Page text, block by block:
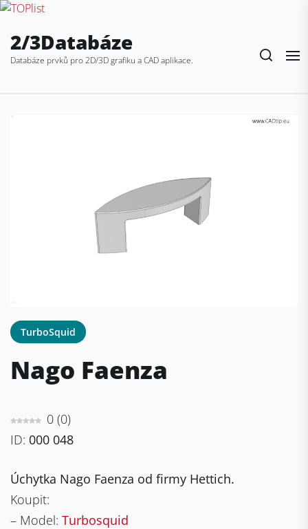
the
2/3Databáze
Databáze prvků pro 2D/3D grafiku a CAD aplikace.
TurboSquid
Nago Faenza
0 (0)
ID: 000 048
Úchytka Nago Faenza od firmy Hettich.
Koupit:
– Model: Turbosquid